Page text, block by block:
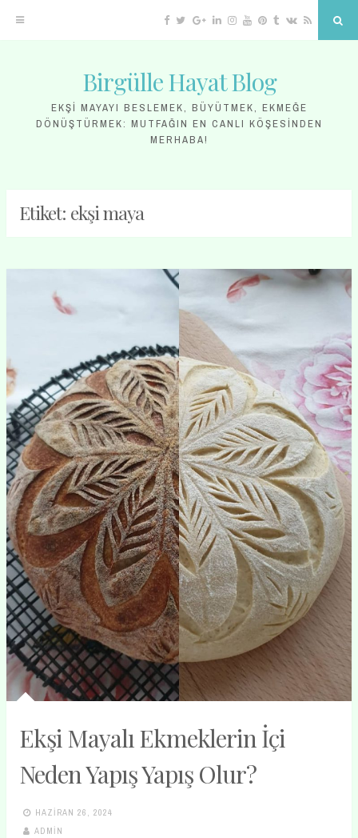
content
Facebook
TwitterGoogleLinkedin
Instagram
YouTube
Pinterest
Tumblr
VKRSS
Birgülle Hayat Blog
EKŞI MAYAYI BESLEMEK, BÜYÜTMEK, EKMEĞE
DÖNÜŞTÜRMEK: MUTFAĞIN EN CANLI KÖŞESINDEN
MERHABA!
Etiket: ekşi maya
Ekşi Mayalı Ekmeklerin İçi
Neden Yapış Yapış Olur?
HAZIRAN 26, 2024
ADMIN